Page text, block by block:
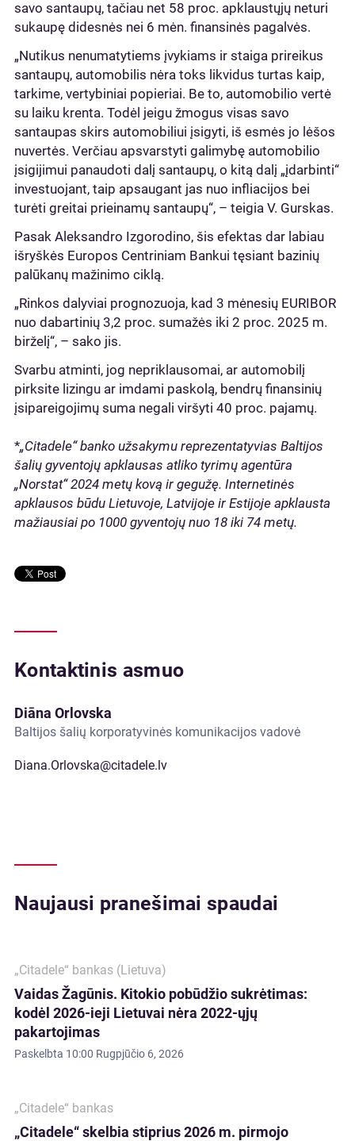
savo santaupų, tačiau net 58 proc. apklaustųjų neturi
sukaupę didesnės nei 6 mėn. finansinės pagalvės.
„Nutikus nenumatytiems įvykiams ir staiga prireikus
santaupų, automobilis nėra toks likvidus turtas kaip,
tarkime, vertybiniai popieriai. Be to, automobilio vertė
su laiku krenta. Todėl jeigu žmogus visas savo
santaupas skirs automobiliui įsigyti, iš esmės jo lėšos
nuvertės. Verčiau apsvarstyti galimybę automobilio
įsigijimui panaudoti dalį santaupų, o kitą dalį „įdarbinti“
investuojant, taip apsaugant jas nuo infliacijos bei
turėti greitai prieinamų santaupų“, – teigia V. Gurskas.
Pasak Aleksandro Izgorodino, šis efektas dar labiau
išryškės Europos Centriniam Bankui tęsiant bazinių
palūkanų mažinimo ciklą.
„Rinkos dalyviai prognozuoja, kad 3 mėnesių EURIBOR
nuo dabartinių 3,2 proc. sumažės iki 2 proc. 2025 m.
birželį“, – sako jis.
Svarbu atminti, jog nepriklausomai, ar automobilį
pirksite lizingu ar imdami paskolą, bendrų finansinių
įsipareigojimų suma negali viršyti 40 proc. pajamų.
*„Citadele“ banko užsakymu reprezentatyvias Baltijos
šalių gyventojų apklausas atliko tyrimų agentūra
„Norstat“ 2024 metų kovą ir gegužę. Internetinės
apklausos būdu Lietuvoje, Latvijoje ir Estijoje apklausta
mažiausiai po 1000 gyventojų nuo 18 iki 74 metų.
Kontaktinis asmuo
Diāna Orlovska
Baltijos šalių korporatyvinės komunikacijos vadovė
Diana.Orlovska@citadele.lv
Naujausi pranešimai spaudai
„Citadele“ bankas (Lietuva)
Vaidas Žagūnis. Kitokio pobūdžio sukrėtimas:
kodėl 2026-ieji Lietuvai nėra 2022-ųjų
pakartojimas
Paskelbta 10:00 Rugpjūčio 6, 2026
„Citadele“ bankas
„Citadele“ skelbia stiprius 2026 m. pirmojo